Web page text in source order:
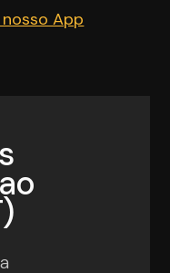
App